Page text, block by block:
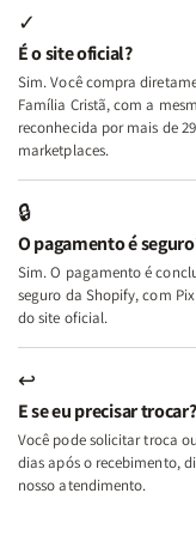
e
Deus
+
A
Mulher
Lar
+
A
Lar
✓
É o site oficial?
Sim. Você compra
Família Cristã, com a
reconhecida por mais de
marketplaces.
🔒
O pagamento é
Sim. O pagamento é
seguro da Shopify, com
do site oficial.
↩
E se eu precisar trocar?
Você pode solicitar troca
dias após o recebimento,
nosso atendimento.